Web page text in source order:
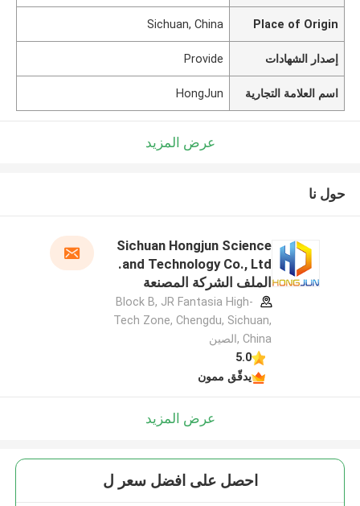
Place of Origin
Sichuan, China
إصدار الشهادات Provide
اسم العلامة التجارية HongJun
عرض المزيد
حول نا
Sichuan Hongjun Science
and Technology Co., Ltd.
الملف الشركة المصنعة
Block B, JR Fantasia High-
Tech Zone, Chengdu, Sichuan,
China ,الصين
5.0
يدقّق ممون
عرض المزيد
احصل على افضل سعر ل